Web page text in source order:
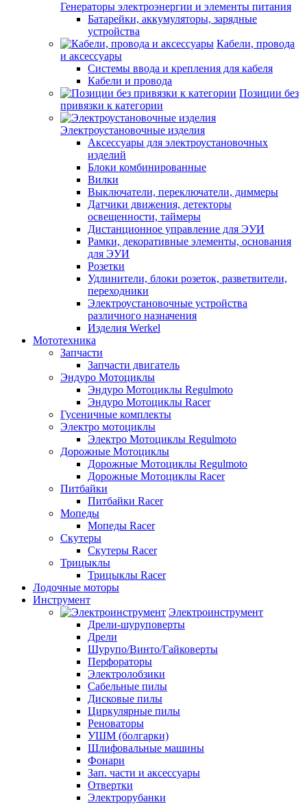
Генераторы электроэнергии и элементы питания
Батарейки, аккумуляторы, зарядные
устройства
Кабели, провода
и аксессуары
Системы ввода и крепления для кабеля
Кабели и провода
Позиции без
привязки к категории
Электроустановочные изделия
Аксессуары для электроустановочных
изделий
Блоки комбинированные
Вилки
Выключатели, переключатели, диммеры
Датчики движения, детекторы
освещенности, таймеры
Дистанционное управление для ЭУИ
Рамки, декоративные элементы, основания
для ЭУИ
Розетки
Удлинители, блоки розеток, разветвители,
переходники
Электроустановочные устройства
различного назначения
Изделия Werkel
Мототехника
Запчасти
Запчасти двигатель
Эндуро Мотоциклы
Эндуро Мотоциклы Regulmoto
Эндуро Мотоциклы Racer
Гусеничные комплекты
Электро мотоциклы
Электро Мотоциклы Regulmoto
Дорожные Мотоциклы
Дорожные Мотоциклы Regulmoto
Дорожные Мотоциклы Racer
Питбайки
Питбайки Racer
Мопеды
Мопеды Racer
Скутеры
Скутеры Racer
Трицыклы
Трицыклы Racer
Лодочные моторы
Инструмент
Электроинструмент
Дрели-шуруповерты
Дрели
Шурупо/Винто/Гайковерты
Перфораторы
Электролобзики
Сабельные пилы
Дисковые пилы
Циркулярные пилы
Реноваторы
УШМ (болгарки)
Шлифовальные машины
Фонари
Зап. части и аксессуары
Отвертки
Электрорубанки